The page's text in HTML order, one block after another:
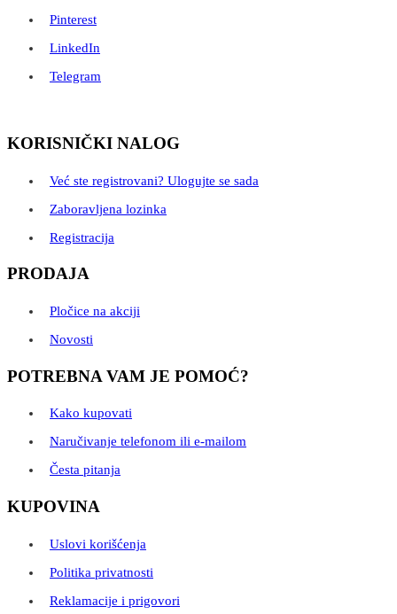
Pinterest
LinkedIn
Telegram
KORISNIČKI NALOG
Već ste registrovani? Ulogujte se sada
Zaboravljena lozinka
Registracija
PRODAJA
Pločice na akciji
Novosti
POTREBNA VAM JE POMOĆ?
Kako kupovati
Naručivanje telefonom ili e-mailom
Česta pitanja
KUPOVINA
Uslovi korišćenja
Politika privatnosti
Reklamacije i prigovori